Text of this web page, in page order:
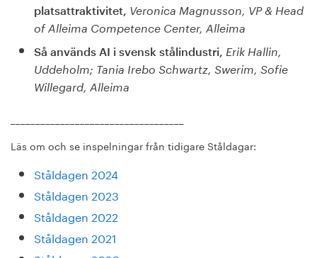
platsattraktivitet, Veronica Magnusson, VP & Head
of Alleima Competence Center, Alleima
Så används AI i svensk stålindustri, Erik Hallin,
Uddeholm; Tania Irebo Schwartz, Swerim, Sofie
Willegard, Alleima
Läs om och se inspelningar från tidigare Ståldagar:
Ståldagen 2024
Ståldagen 2023
Ståldagen 2022
Ståldagen 2021